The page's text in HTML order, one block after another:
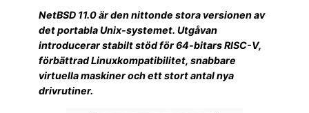
NetBSD 11.0 är den nittonde stora versionen av
det portabla Unix-systemet. Utgåvan
introducerar stabilt stöd för 64-bitars RISC-V,
förbättrad Linuxkompatibilitet, snabbare
virtuella maskiner och ett stort antal nya
drivrutiner.